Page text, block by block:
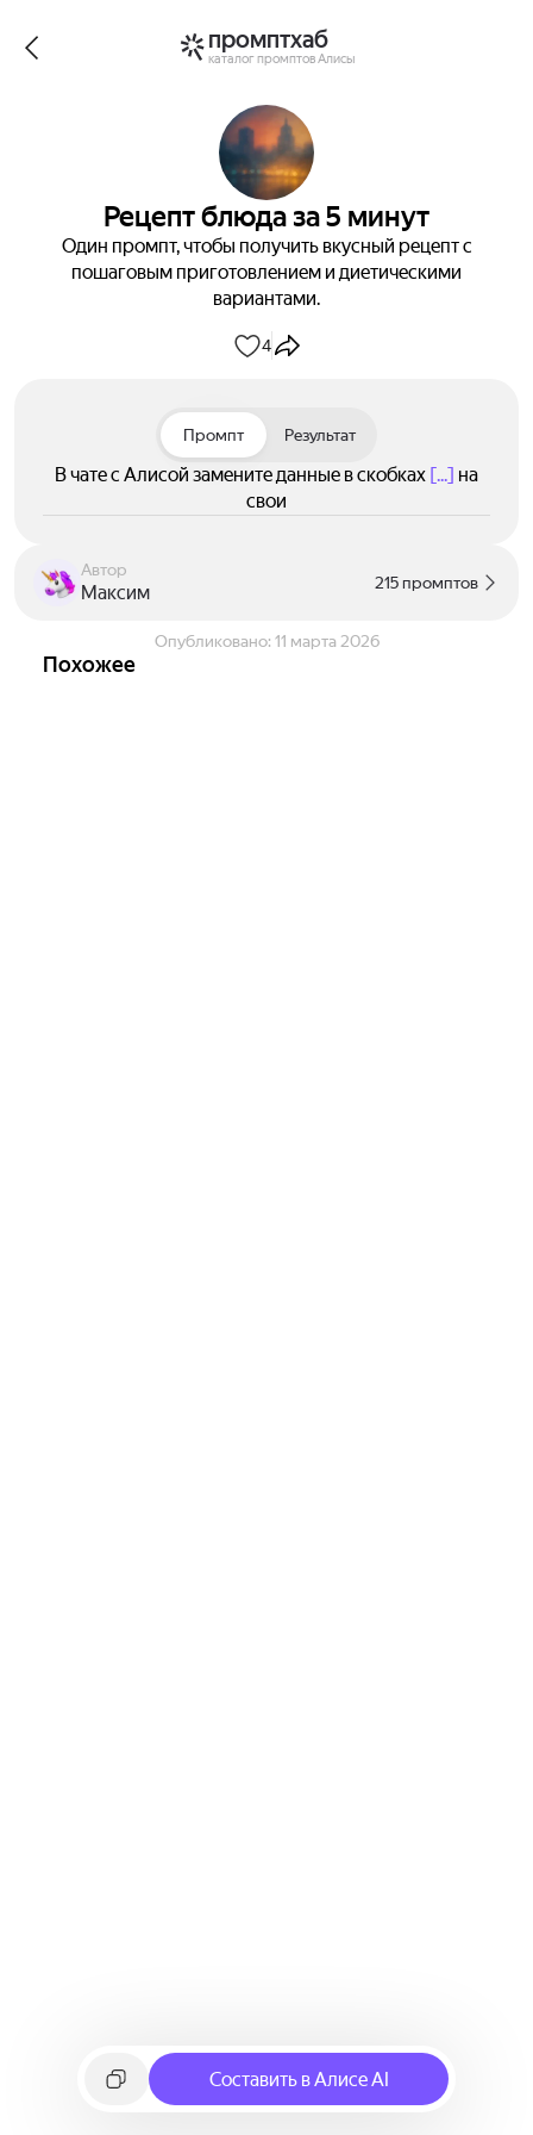
промптхаб
каталог промптов Алисы
Рецепт блюда за 5 минут
Один промпт, чтобы получить вкусный рецепт с
пошаговым приготовлением и диетическими
вариантами.
4
Промпт Результат
В чате с Алисой замените данные в скобках [...] на
свои
Автор
Максим 215 промптов
Опубликовано: 11 марта 2026
Похожее
Составить в Алисе AI